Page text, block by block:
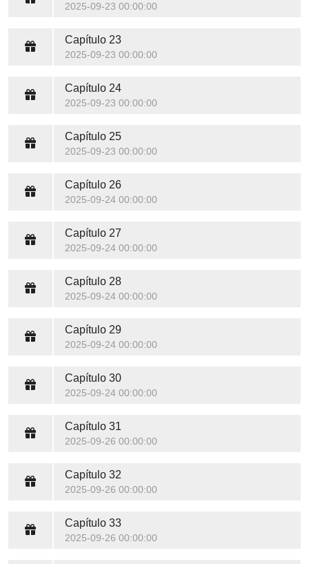
2025-09-23 00:00:00
Capítulo 23
2025-09-23 00:00:00
Capítulo 24
2025-09-23 00:00:00
Capítulo 25
2025-09-23 00:00:00
Capítulo 26
2025-09-24 00:00:00
Capítulo 27
2025-09-24 00:00:00
Capítulo 28
2025-09-24 00:00:00
Capítulo 29
2025-09-24 00:00:00
Capítulo 30
2025-09-24 00:00:00
Capítulo 31
2025-09-26 00:00:00
Capítulo 32
2025-09-26 00:00:00
Capítulo 33
2025-09-26 00:00:00